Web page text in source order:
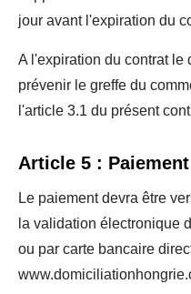
jour avant l'expiration du
A l'expiration du contrat le
prévenir le greffe du
l'article 3.1 du présent
Article 5 :
Le paiement devra être
la validation électronique
ou par carte bancaire